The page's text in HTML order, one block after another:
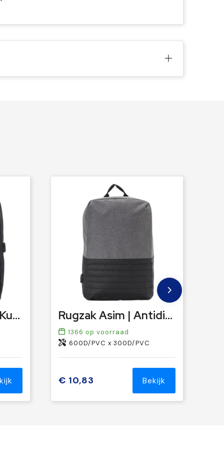
Laptoptas Romy | Kunststof | Antidiefstal Rugzak Asim | Antidiefstal | Laptop 15" | 11,5 l
1366 op voorraad
600D/PVC x 300D/PVC
€ 10,83 Bekijk